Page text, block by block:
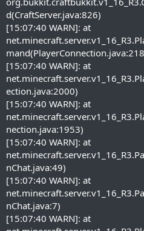
d(CraftServer.java:826)
[15:07:40 WARN]: at
[15:07:40 WARN]: at
ection.java:2000)
[15:07:40 WARN]: at
nection.java:1953)
[15:07:40 WARN]: at
nChat.java:49)
[15:07:40 WARN]: at
nChat.java:7)
[15:07:40 WARN]: at